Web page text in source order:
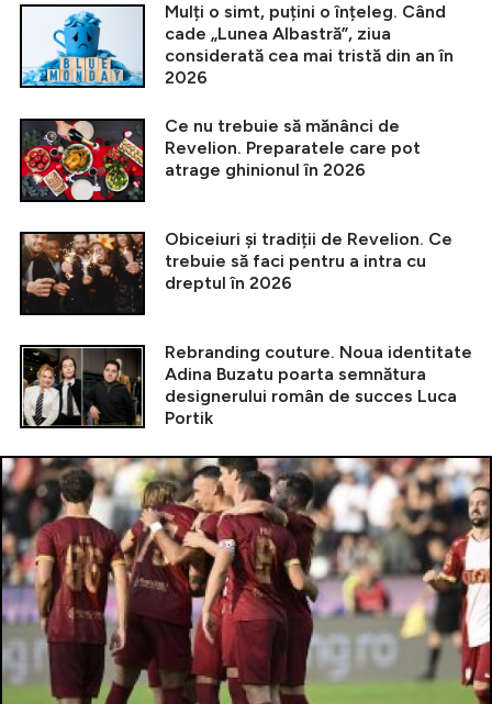
Mulți o simt, puțini o înțeleg. Când
cade „Lunea Albastră”, ziua
considerată cea mai tristă din an în
2026
Ce nu trebuie să mănânci de
Revelion. Preparatele care pot
atrage ghinionul în 2026
Obiceiuri și tradiții de Revelion. Ce
trebuie să faci pentru a intra cu
dreptul în 2026
Rebranding couture. Noua identitate
Adina Buzatu poarta semnătura
designerului român de succes Luca
Portik